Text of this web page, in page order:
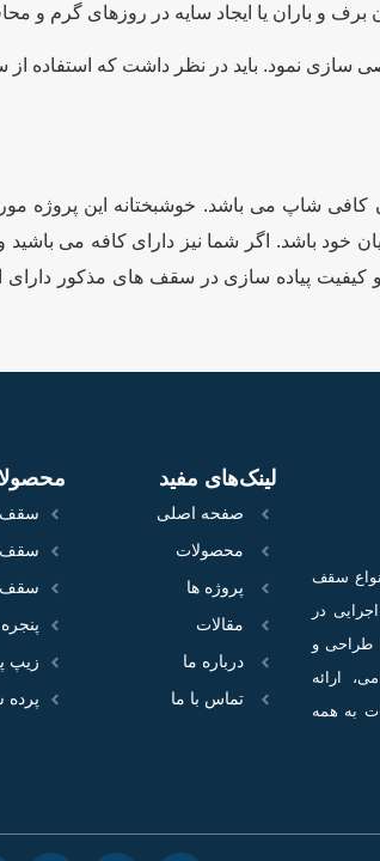
و باران یا ایجاد سایه در روزهای گرم و
نمود. باید در نظر داشت که استفاده از
کافی شاپ می باشد. خوشبختانه این پروژه
باشد. اگر شما نیز دارای کافه می باشید و
و کیفیت پیاده سازی در سقف های مذکور
سقف
است بیش از 1000 پروژه اجرایی در
طراحی و
ارائه
به همه
لینک‌های مفید
صفحه اصلی
محصولات
پروژه‌ ها
مقالات
درباره ما
تماس با ما
سقف
سقف
سقف
زیپ